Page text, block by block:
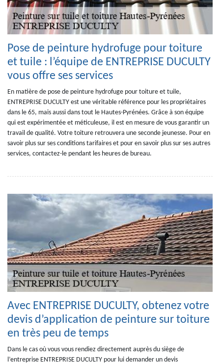
Pose de peinture hydrofuge pour toiture
et tuile : l’équipe de ENTREPRISE DUCULTY
vous offre ses services
En matière de pose de peinture hydrofuge pour toiture et tuile,
ENTREPRISE DUCULTY est une véritable référence pour les propriétaires
dans le 65, mais aussi dans tout le Hautes-Pyrénées. Grâce à son équipe
qui est expérimentée et méticuleuse, il est en mesure de vous garantir un
travail de qualité. Votre toiture retrouvera une seconde jeunesse. Pour en
savoir plus sur ses conditions tarifaires et pour en savoir plus sur ses autres
services, contactez-le pendant les heures de bureau.
Avec ENTREPRISE DUCULTY, obtenez votre
devis d’application de peinture sur toiture
en très peu de temps
Dans le cas où vous vous rendiez directement auprès du siège de
l’entreprise ENTREPRISE DUCULTY pour lui demander un devis